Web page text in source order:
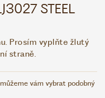
STEEL
Prosím vyplňte žlutý
straně.
vám vybrat podobný